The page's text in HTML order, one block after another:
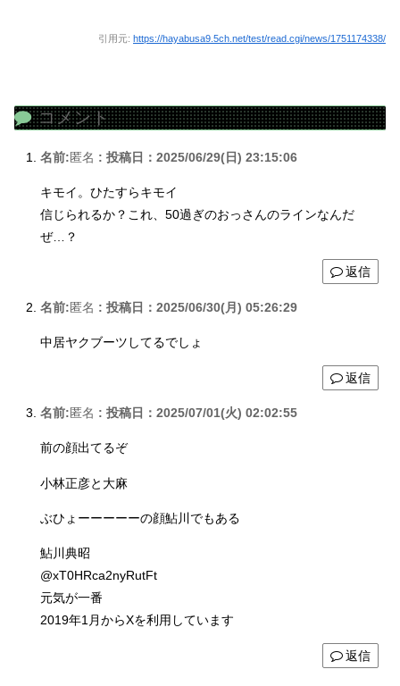
引用元: https://hayabusa9.5ch.net/test/read.cgi/news/1751174338/
コメント
名前:匿名 : 投稿日：2025/06/29(日) 23:15:06
キモイ。ひたすらキモイ
信じられるか？これ、50過ぎのおっさんのラインなんだ
ぜ…？
返信
名前:匿名 : 投稿日：2025/06/30(月) 05:26:29
中居ヤクブーツしてるでしょ
返信
名前:匿名 : 投稿日：2025/07/01(火) 02:02:55
前の顔出てるぞ
小林正彦と大麻
ぶひょーーーーーの顔鮎川でもある
鮎川典昭
@xT0HRca2nyRutFt
元気が一番
2019年1月からXを利用しています
返信